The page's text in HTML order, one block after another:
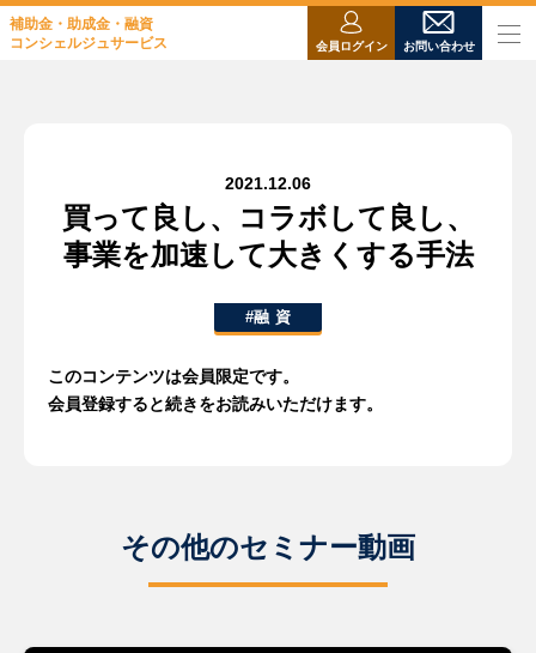
補助金・助成金・融資
コンシェルジュサービス
会員ログイン お問い合わせ
2021.12.06
買って良し、コラボして良し、
事業を加速して大きくする手法
#融 資
このコンテンツは会員限定です。
会員登録すると続きをお読みいただけます。
その他のセミナー動画